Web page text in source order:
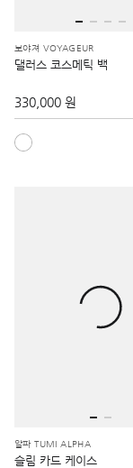
보야져 VOYAGEUR
댈러스 코스메틱 백
330,000 원
알파 TUMI ALPHA
슬림 카드 케이스